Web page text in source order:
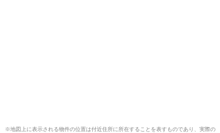
※地図上に表示される物件の位置は付近住所に所在することを表すものであり、実際の